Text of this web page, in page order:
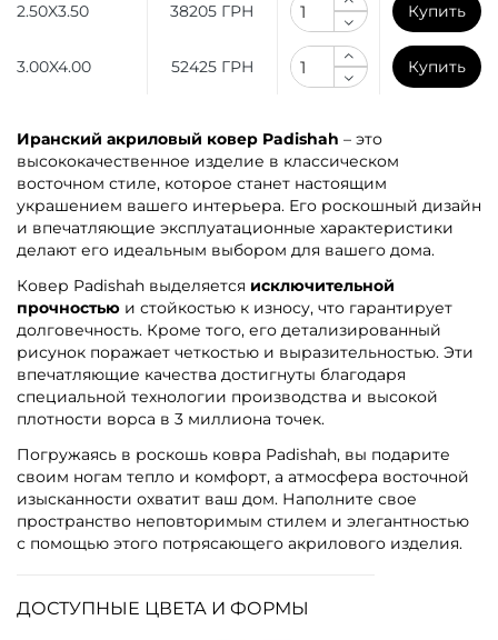
2.50X3.50 38205 ГРН Купить
3.00X4.00 52425 ГРН Купить
Иранский акриловый ковер Padishah – это
высококачественное изделие в классическом
восточном стиле, которое станет настоящим
украшением вашего интерьера. Его роскошный дизайн
и впечатляющие эксплуатационные характеристики
делают его идеальным выбором для вашего дома.
Ковер Padishah выделяется исключительной
прочностью и стойкостью к износу, что гарантирует
долговечность. Кроме того, его детализированный
рисунок поражает четкостью и выразительностью. Эти
впечатляющие качества достигнуты благодаря
специальной технологии производства и высокой
плотности ворса в 3 миллиона точек.
Погружаясь в роскошь ковра Padishah, вы подарите
своим ногам тепло и комфорт, а атмосфера восточной
изысканности охватит ваш дом. Наполните свое
пространство неповторимым стилем и элегантностью
с помощью этого потрясающего акрилового изделия.
ДОСТУПНЫЕ ЦВЕТА И ФОРМЫ